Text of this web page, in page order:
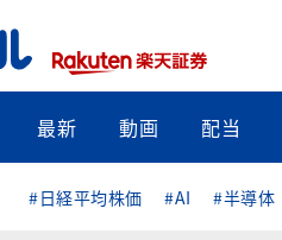
最新 動画 配当
#日経平均株価 #AI #半導体